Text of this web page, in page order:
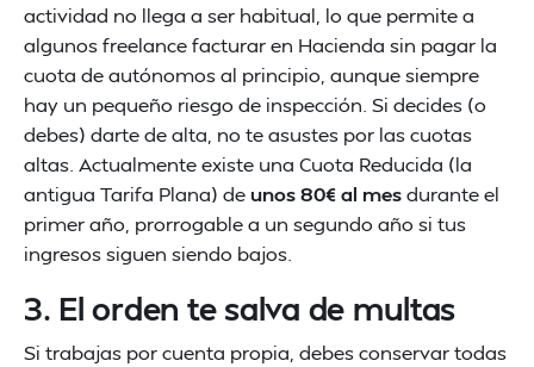
actividad no llega a ser habitual, lo que permite a
algunos freelance facturar en Hacienda sin pagar la
cuota de autónomos al principio, aunque siempre
hay un pequeño riesgo de inspección. Si decides (o
debes) darte de alta, no te asustes por las cuotas
altas. Actualmente existe una Cuota Reducida (la
antigua Tarifa Plana) deunos 80€ al mesdurante el
primer año, prorrogable a un segundo año si tus
ingresos siguen siendo bajos.
3. El orden te salva de multas
Si trabajas por cuenta propia, debes conservar todas